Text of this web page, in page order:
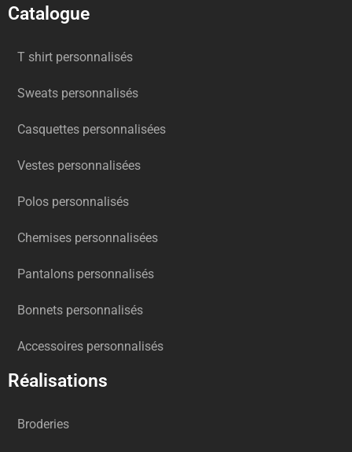
Catalogue
T shirt personnalisés
Sweats personnalisés
Casquettes personnalisées
Vestes personnalisées
Polos personnalisés
Chemises personnalisées
Pantalons personnalisés
Bonnets personnalisés
Accessoires personnalisés
Réalisations
Broderies